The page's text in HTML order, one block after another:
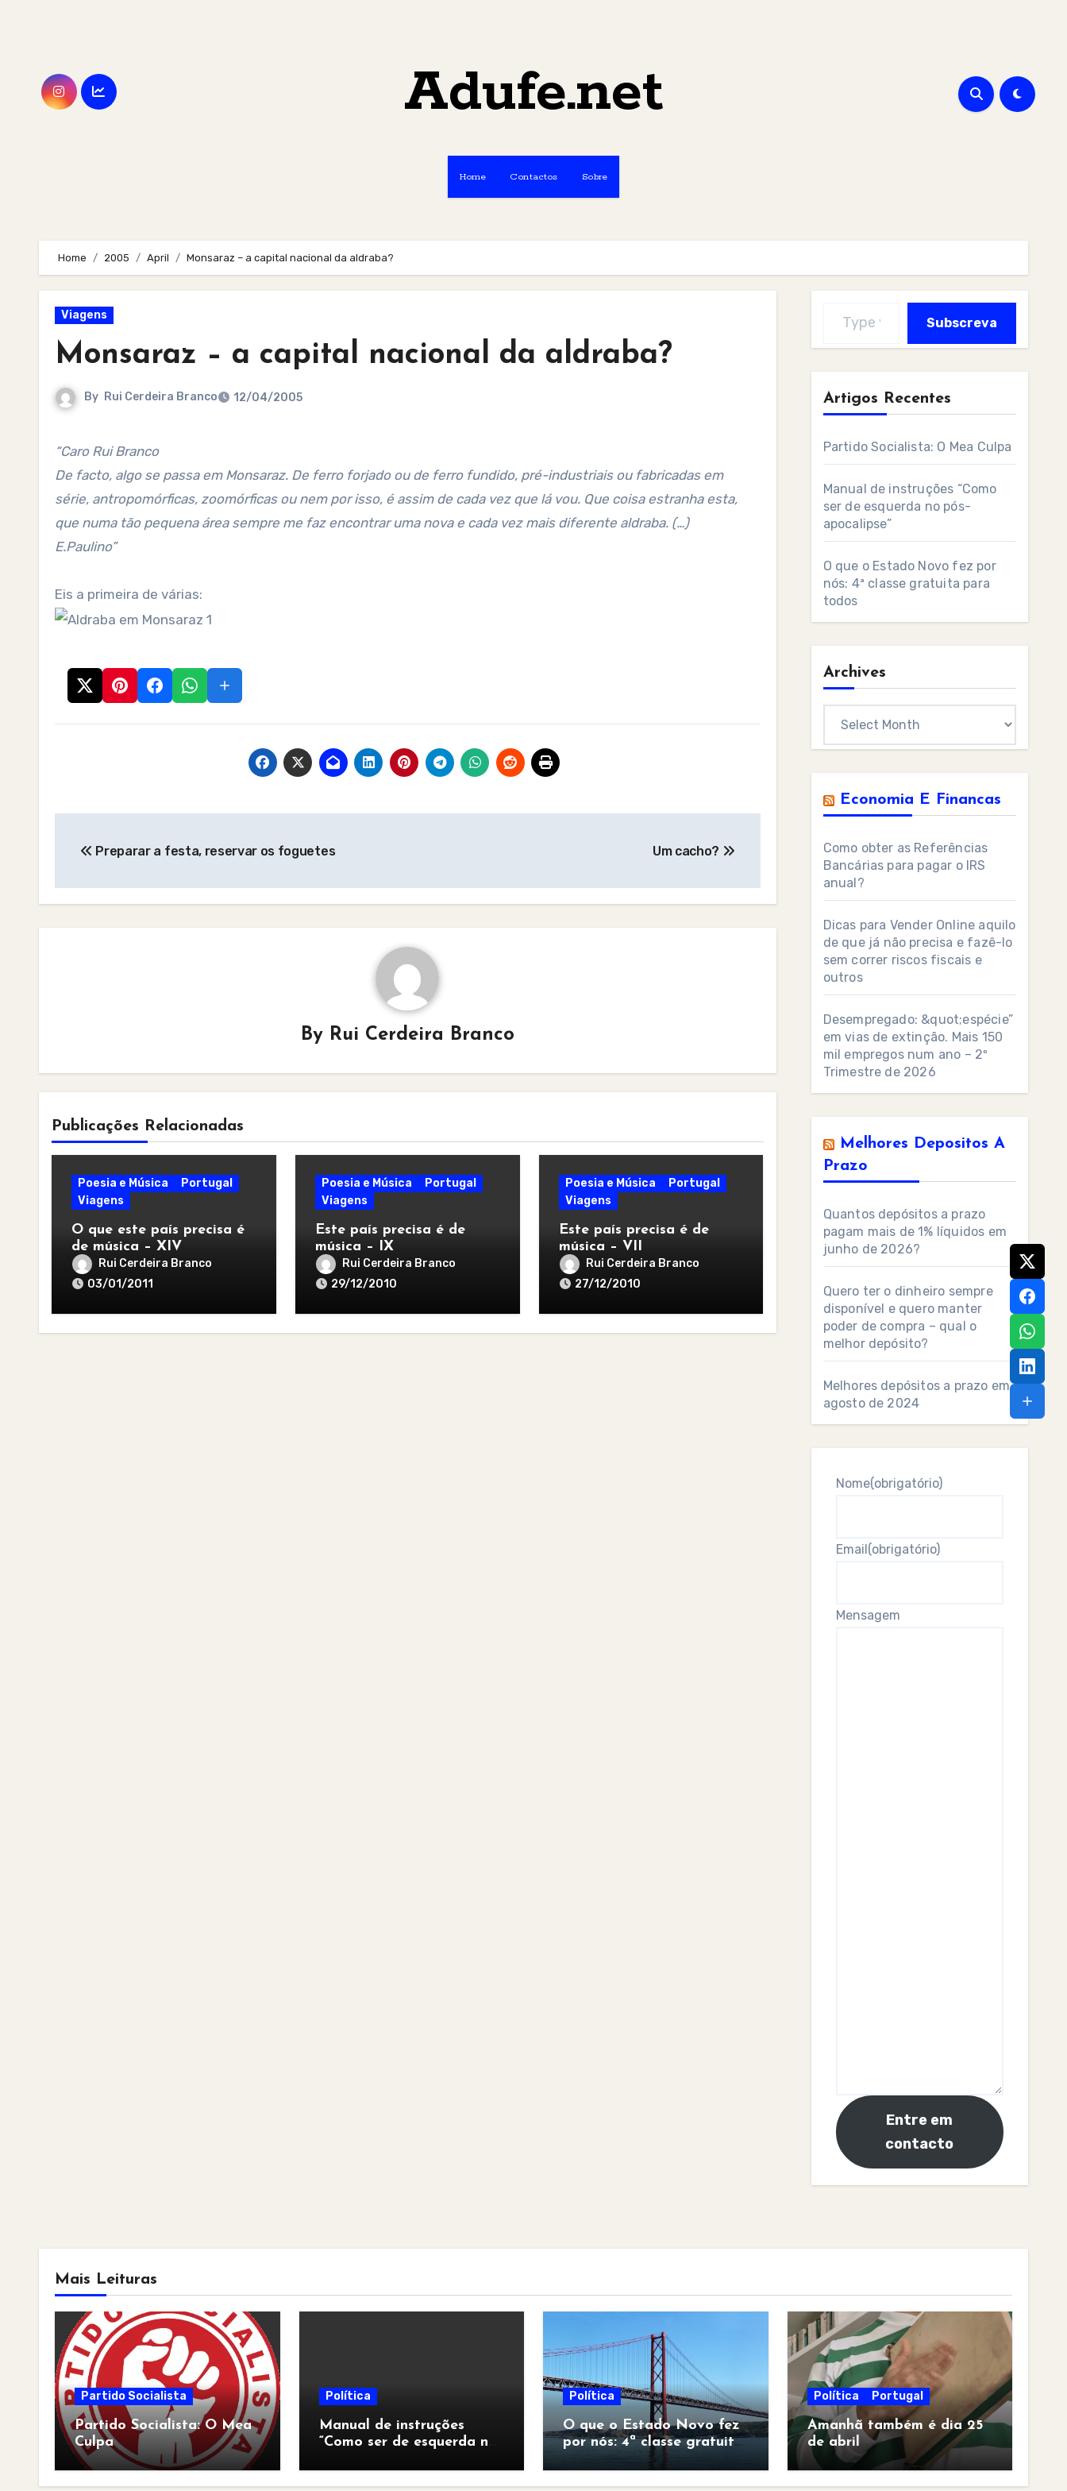
Adufe.net
Home Contactos Sobre
Home 2005 April Monsaraz – a capital nacional da aldraba?
Viagens
Monsaraz – a capital nacional da aldraba?
By Rui Cerdeira Branco 12/04/2005
“Caro Rui Branco
De facto, algo se passa em Monsaraz. De ferro forjado ou de ferro fundido, pré-industriais ou fabricadas em
série, antropomórficas, zoomórficas ou nem por isso, é assim de cada vez que lá vou. Que coisa estranha esta,
que numa tão pequena área sempre me faz encontrar uma nova e cada vez mais diferente aldraba. (…)
E.Paulino”
Eis a primeira de várias:
navigation
Preparar a festa, reservar os foguetes Um cacho?
By Rui Cerdeira Branco
Publicações Relacionadas
Poesia e Música
Portugal
Viagens
O que este país precisa é
de música – XIV
Rui Cerdeira Branco
03/01/2011
Poesia e Música
Portugal
Viagens
Este país precisa é de
música – IX
Rui Cerdeira Branco
29/12/2010
Poesia e Música
Portugal
Viagens
Este país precisa é de
música – VII
Rui Cerdeira Branco
27/12/2010
Subscreva
Artigos Recentes
Partido Socialista: O Mea Culpa
Manual de instruções “Como
ser de esquerda no pós-
apocalipse”
O que o Estado Novo fez por
nós: 4ª classe gratuita para
todos
Archives
Economia E Financas
Como obter as Referências
Bancárias para pagar o IRS
anual?
Dicas para Vender Online aquilo
de que já não precisa e fazê-lo
sem correr riscos fiscais e
outros
Desempregado: &quot;espécie”
em vias de extinção. Mais 150
mil empregos num ano – 2º
Trimestre de 2026
Melhores Depositos A
Prazo
Quantos depósitos a prazo
pagam mais de 1% líquidos em
junho de 2026?
Quero ter o dinheiro sempre
disponível e quero manter
poder de compra – qual o
melhor depósito?
Melhores depósitos a prazo em
agosto de 2024
Nome(obrigatório)
Email(obrigatório)
Mensagem
Entre em
contacto
Mais Leituras
Partido Socialista
Partido Socialista: O Mea
Culpa
Política
Manual de instruções
“Como ser de esquerda no
Política
O que o Estado Novo fez
por nós: 4ª classe gratuita
para todos
Política Portugal
Amanhã também é dia 25
de abril